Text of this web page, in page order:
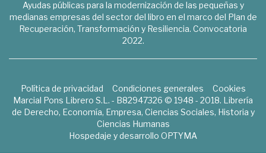
Ayudas públicas para la modernización de las pequeñas y
medianas empresas del sector del libro en el marco del Plan de
Recuperación, Transformación y Resiliencia. Convocatoria
2022.
Política de privacidad Condiciones generales
Cookies
Marcial Pons Librero S.L. - B82947326 © 1948 - 2018. Librería
de Derecho, Economía, Empresa, Ciencias Sociales, Historia y
Ciencias Humanas
Hospedaje y desarrollo OPTYMA